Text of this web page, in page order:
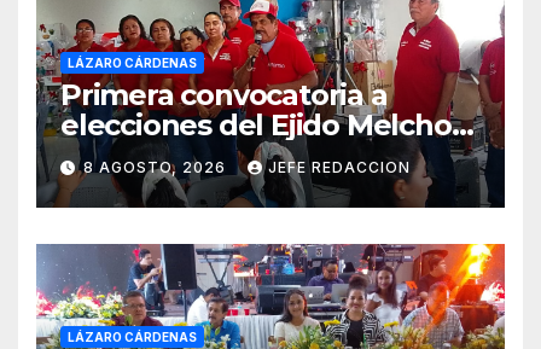
LÁZARO CÁRDENAS
Primera convocatoria a
elecciones del Ejido Melchor
Ocampo en Lázaro Cárdenas
el domingo
8 AGOSTO, 2026 JEFE REDACCION
LÁZARO CÁRDENAS